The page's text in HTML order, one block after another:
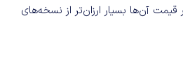
قیمت آن‌ها بسیار ارزان‌تر از نسخه‌های